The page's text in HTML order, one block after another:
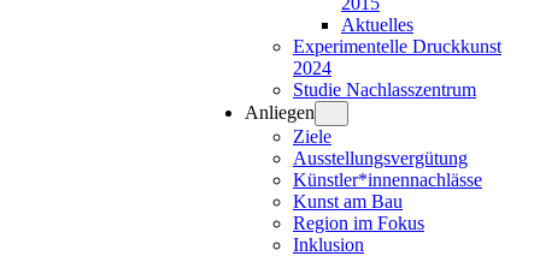
Aktuelles
Experimentelle Druckkunst
2024
Studie Nachlasszentrum
Anliegen
Ziele
Ausstellungsvergütung
Künstler*innennachlässe
Kunst am Bau
Region im Fokus
Inklusion